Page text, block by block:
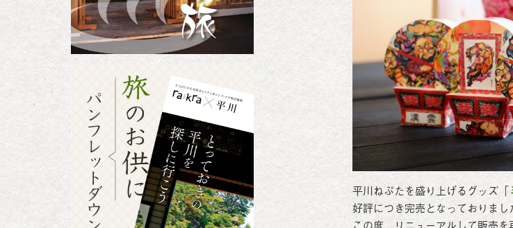
平川ねぷたを盛り上げるグッズ「
好評につき完売となっておりまし
この度、リニューアルして販売を